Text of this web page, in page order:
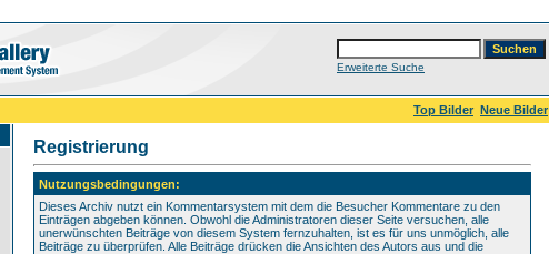
Erweiterte Suche
Top Bilder Neue Bilder
Registrierung
Nutzungsbedingungen:
Dieses Archiv nutzt ein Kommentarsystem mit dem die Besucher Kommentare zu den
Einträgen abgeben können. Obwohl die Administratoren dieser Seite versuchen, alle
unerwünschten Beiträge von diesem System fernzuhalten, ist es für uns unmöglich, alle
Beiträge zu überprüfen. Alle Beiträge drücken die Ansichten des Autors aus und die